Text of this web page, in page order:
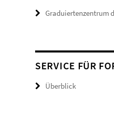
Graduiertenzentrum
SERVICE FÜR
Überblick